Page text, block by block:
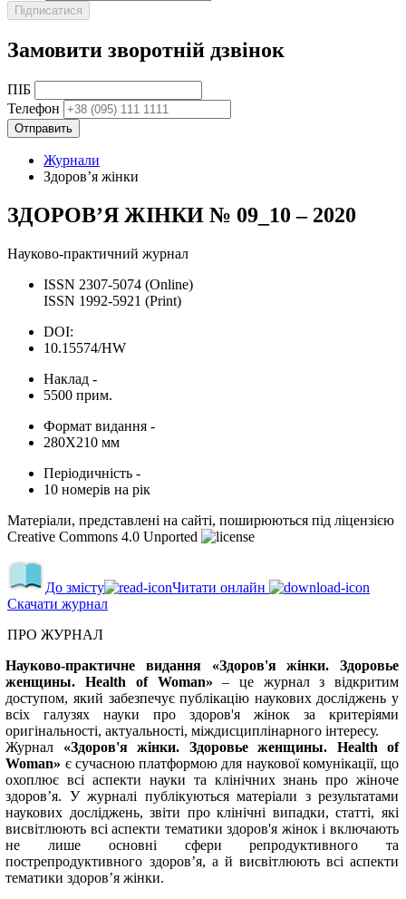
Замовити зворотній дзвінок
ПІБ
Телефон
Журнали
Здоров’я жінки
ЗДОРОВ’Я ЖІНКИ № 09_10 – 2020
Науково-практичний журнал
ISSN 2307-5074 (Online)
ISSN 1992-5921 (Print)
DOI:
10.15574/HW
Наклад -
5500 прим.
Формат видання -
280Х210 мм
Періодичність -
10 номерів на рік
Матеріали, представлені на сайті, поширюються під ліцензією
Creative Commons 4.0 Unported
До змісту
Читати онлайн
Скачати журнал
ПРО ЖУРНАЛ
Науково-практичне видання «Здоров'я жінки. Здоровье
женщины. Health of Woman»– це журнал з відкритим
доступом, який забезпечує публікацію наукових досліджень у
всіх галузях науки про здоров'я жінок за критеріями
оригінальності, актуальності, міждисциплінарного інтересу.
Журнал «Здоров'я жінки. Здоровье женщины. Health of
Woman» є сучасною платформою для наукової комунікації, що
охоплює всі аспекти науки та клінічних знань про жіноче
здоров’я. У журналі публікуються матеріали з результатами
наукових досліджень, звіти про клінічні випадки, статті, які
висвітлюють всі аспекти тематики здоров'я жінок і включають
не лише основні сфери репродуктивного та
пострепродуктивного здоров’я, а й висвітлюють всі аспекти
тематики здоров’я жінки.